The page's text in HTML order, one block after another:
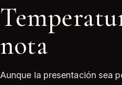
nota
Aunque la presentación sea